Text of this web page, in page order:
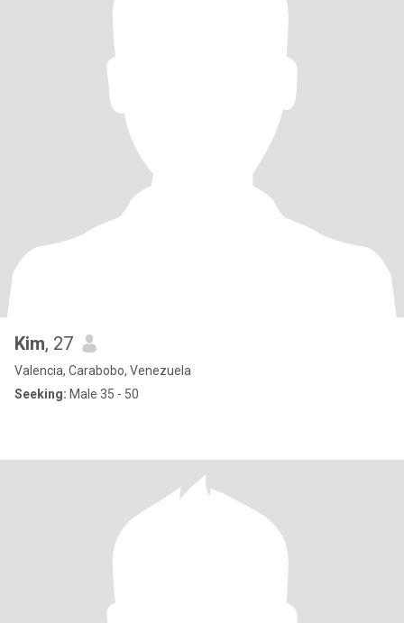
Kim, 27
Valencia, Carabobo, Venezuela
Seeking: Male 35 - 50